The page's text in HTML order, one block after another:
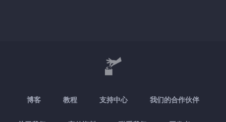
博客 教程 支持中心 我们的合作伙伴